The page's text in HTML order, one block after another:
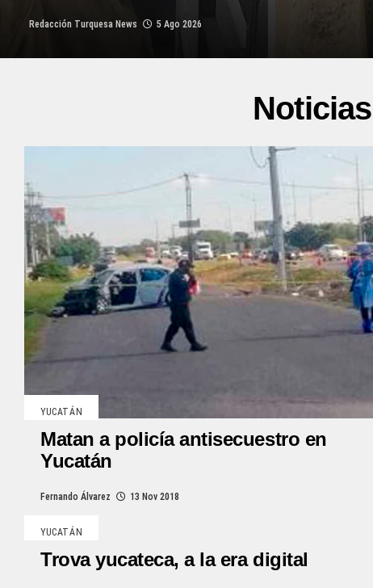
Redacción Turquesa News 5 Ago 2026
YUCATÁN
Matan a policía antisecuestro en
Yucatán
Fernando Álvarez 13 Nov 2018
YUCATÁN
Trova yucateca, a la era digital